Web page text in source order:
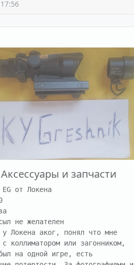
Аксессуары и запчасти
от Локена
не желателен
Локена аког, понял что мне
с коллиматором или загонником,
на одной игре, есть